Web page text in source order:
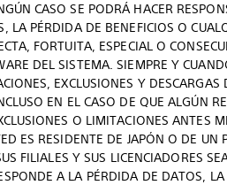
CASO SE PODRÁ HACER
LA PÉRDIDA DE BENEFICIOS O
FORTUITA, ESPECIAL O
DEL SISTEMA. SIEMPRE Y
EXCLUSIONES Y
EN EL CASO DE QUE ALGÚN
O LIMITACIONES ANTES
ES RESIDENTE DE JAPÓN O DE
FILIALES Y SUS LICENCIADORES
A LA PÉRDIDA DE DATOS,